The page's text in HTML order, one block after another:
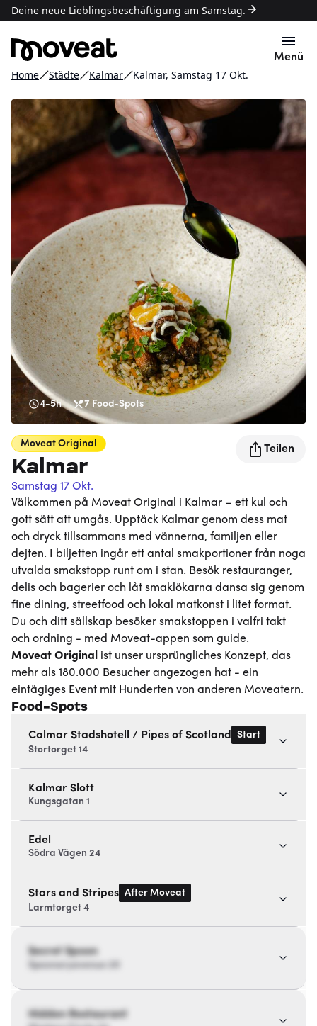
Deine neue Lieblingsbeschäftigung am Samstag.
Menü
Home Städte Kalmar Kalmar, Samstag 17 Okt.
4-5h 7 Food-Spots
Moveat Original
Kalmar
Samstag 17 Okt.
Teilen
Välkommen på Moveat Original i Kalmar – ett kul och
gott sätt att umgås. Upptäck Kalmar genom dess mat
och dryck tillsammans med vännerna, familjen eller
dejten. I biljetten ingår ett antal smakportioner från noga
utvalda smakstopp runt om i stan. Besök restauranger,
delis och bagerier och låt smaklökarna dansa sig genom
fine dining, streetfood och lokal matkonst i litet format.
Du och ditt sällskap besöker smakstoppen i valfri takt
och ordning - med Moveat-appen som guide.
Moveat Original
ist unser ursprüngliches Konzept, das
mehr als 180.000 Besucher angezogen hat - ein
eintägiges Event mit Hunderten von anderen Moveatern.
Food-Spots
Calmar Stadshotell / Pipes of Scotland
Start
Stortorget 14
Kalmar Slott
Kungsgatan 1
Edel
Södra Vägen 24
Stars and Stripes After Moveat
Larmtorget 4
Secret Spoon
Spoonaryavenue 20
Hidden Restaurant